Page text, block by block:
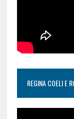
REGINA COELI E